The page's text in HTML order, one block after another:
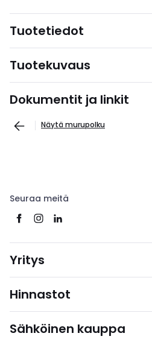
Tuotetiedot
Tuotekuvaus
Dokumentit ja linkit
Näytä murupolku
Seuraa meitä
Yritys
Hinnastot
Sähköinen kauppa